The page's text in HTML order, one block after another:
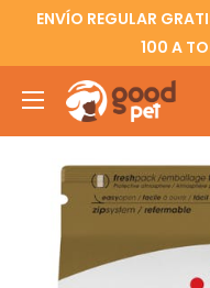
ENVÍO REGULAR
100 A